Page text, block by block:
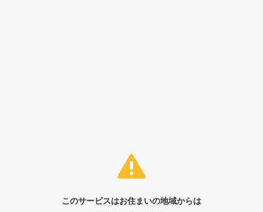
このサービスはお住まいの地域からは